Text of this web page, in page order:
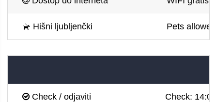
Hišni ljubljenčki Pets allowed
Check / odjaviti Check: